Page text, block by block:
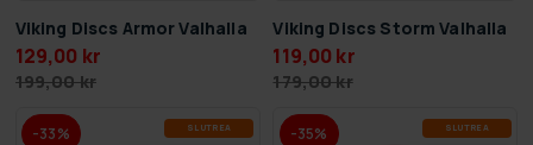
Viking Discs Armor Valhalla
129,00 kr
199,00 kr
Viking Discs Storm Valhalla
119,00 kr
179,00 kr
-33% SLUT­REA -35% SLUT­REA